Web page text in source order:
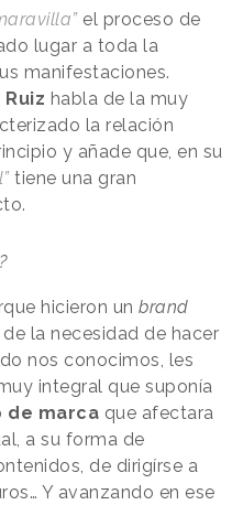
el proceso de
lugar a toda la
manifestaciones.
habla de la muy
la relación
y añade que, en su
tiene una gran
hicieron un brand
la necesidad de hacer
nos conocimos, les
integral que suponía
de marca que afectara
a su forma de
de dirigírse a
Y avanzando en ese